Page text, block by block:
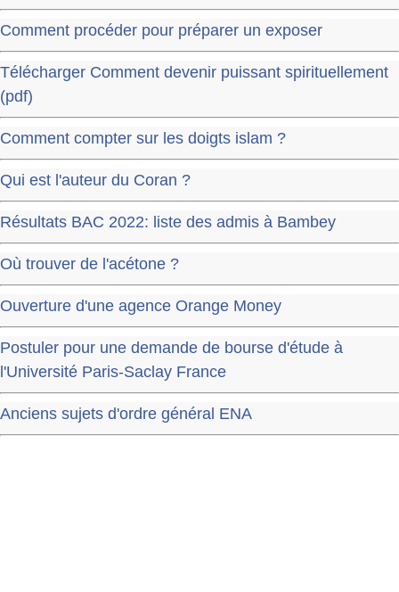
Comment procéder pour préparer un exposer
Télécharger Comment devenir puissant spirituellement
(pdf)
Comment compter sur les doigts islam ?
Qui est l'auteur du Coran ?
Résultats BAC 2022: liste des admis à Bambey
Où trouver de l'acétone ?
Ouverture d'une agence Orange Money
Postuler pour une demande de bourse d'étude à
l'Université Paris-Saclay France
Anciens sujets d'ordre général ENA